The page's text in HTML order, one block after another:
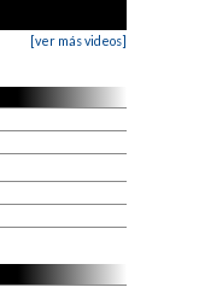
[ver más videos]